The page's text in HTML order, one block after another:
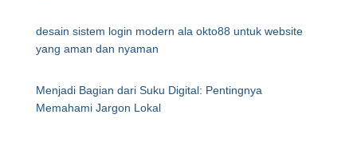
desain sistem login modern ala okto88 untuk website
yang aman dan nyaman
Menjadi Bagian dari Suku Digital: Pentingnya
Memahami Jargon Lokal